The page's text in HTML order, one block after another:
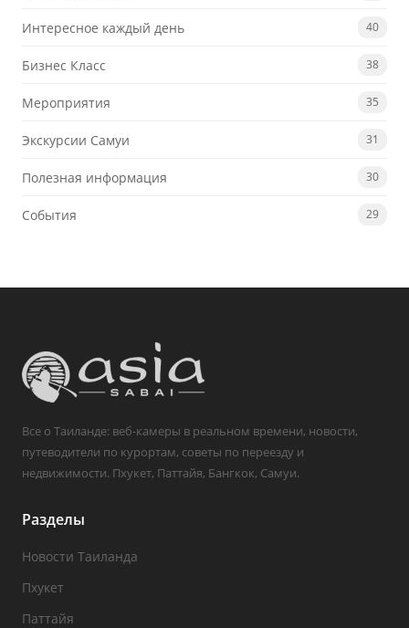
Интересное каждый день 40
Бизнес Класс 38
Мероприятия 35
Экскурсии Самуи 31
Полезная информация 30
События 29
Все о Таиланде: веб-камеры в реальном времени, новости,
путеводители по курортам, советы по переезду и
недвижимости. Пхукет, Паттайя, Бангкок, Самуи.
Разделы
Новости Таиланда
Пхукет
Паттайя